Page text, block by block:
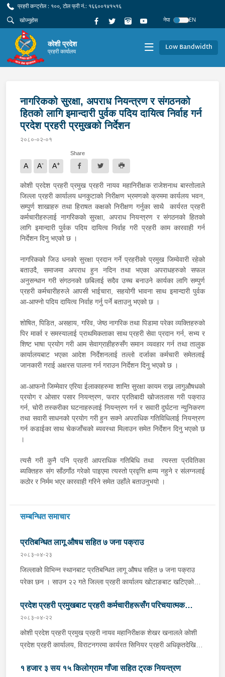
प्रहरी कन्ट्रोल : १००, टोल फ्री नं.: १६६००१४१५१६
नेपा
EN
कोशी प्रदेश
प्रहरी कार्यालय Low Bandwidth
नागरिकको सुरक्षा, अपराध नियन्त्रण र संगठनको
हितको लागि इमान्दारी पुर्वक पदिय दायित्व निर्वाह गर्न
प्रदेश प्रहरी प्रमुखको निर्देशन
२०८०-०२-०१
A A- A+
Share
कोशी प्रदेश प्रहरी प्रमुख प्रहरी नायव महानिरीक्षक राजेशनाथ बास्तोलाले
जिल्ला प्रहरी कार्यालय धनकुटाको निरीक्षण भ्रमणको क्रममा कार्यलय भवन,
सम्पुर्ण शाखाहरु तथा हिराषत कक्षको निरीक्षण गर्नुका साथै कार्यरत प्रहरी
कर्मचारीहरुलाई नागरिकको सुरक्षा, अपराध नियन्त्रण र संगठनको हितको
लागि इमान्दारी पुर्वक पदिय दायित्व निर्वाह गरी प्रहरी काम कारवाही गर्न
निर्देशन दिनु भएको छ ।
नागरिकको जिउ धनको सुरक्षा प्रदान गर्ने प्रहरीको प्रमुख जिम्वेवारी रहेको
बताउदै, समाजमा अपराध हुन नदिन तथा भएका अपराधहरुको सफल
अनुसन्धान गरी संगठनको छबिलाई सदैव उच्च बनाउने कार्यका लागि सम्पुर्ण
प्रहरी कर्मचारीहरुले आपसी भाईचारा, सहयोगी भावना साथ इमान्दारी पुर्वक
आ-आफ्नो पदिय दायित्व निर्वाह गर्नु पर्ने बताउनु भएको छ ।
शोषित, पिडित, असहाय, गरिव, जेष्ठ नागरिक तथा पिडामा परेका व्यक्तिहरुको
पिर मार्का र समस्यालाई प्राथमिकताका साथ प्रहरी सेवा प्रदान गर्न, सभ्य र
शिष्ट भाषा प्रयोग गरी आम सेवाग्राहीहरुसँग समान व्यवहार गर्न तथा तालुक
कार्यालयबाट भएका आदेश निर्देशनलाई तल्लो दर्जाका कर्मचारी समेतलाई
जानकारी गराई अक्षरस पालना गर्न गराउन निर्देशन दिनु भएको छ ।
आ-आफनो जिम्मेवार एरिया ईलाकाहरुमा शान्ति सुरक्षा कायम राख्न लागुऔषधको
प्रयोग र ओसार पसार नियन्त्रण, फरार प्रतिबादी खोजतलास गरी पक्राउ
गर्न, चोरी तस्करीका घटनाहरुलाई नियन्त्रण गर्न र सवारी दुर्घटना न्युनिकरण
तथा सवारी साधनको प्रयोग गरी हुन सक्ने अपराधिक गतिविधिलाई नियन्त्रण
गर्न कडाईका साथ चेकजाँचको ब्यवस्था मिलाउन समेत निर्देशन दिनु भएको छ
।
त्यसै गरी कुनै पनि प्रहरी आपराधिक गतिबिधि तथा त्यस्ता प्रवितिका
ब्यक्तिहरु संग साँठगाँठ गरेको पाइएमा त्यस्तो प्रवृत्ति क्षम्य नहुने र संलग्नलाई
कठोर र निर्मम भएर कारवाही गरिने समेत उहाँले बताउनुभयो ।
सम्बन्धित समाचार
प्रतिबन्धित लागू औषध सहित ७ जना पक्राउ
२०८३-०४-२३
जिल्लाको विभिन्न स्थानबाट प्रतिबन्धित लागू औषध सहित ७ जना पक्राउ
परेका छन । साउन २२ गते जिल्ला प्रहरी कार्यालय खोटाङबाट खटिएको
स्थित मध्यपहाडी लोकमार्गको जंगलमा शंकास्पद अवस्थामा रोकिराखेको
प्र.१-०२-००२ ख ००८३ नम्बरको ट्रक चेकजाँच गर्दा चालक बस्ने भाग र
पछाडिको डालाको बिचमा फल्स बटम बनाई लुकाई छिपाई राखेको अवस्थामा
१३ सय १५ किलो गाँजा फेला पारी ट्रक नियन्त्रणमा लिएको छ । त्यसैगरी
संयुक्त टोलीले मोरङको विराटनगर महानगरपालिका-१५ सुनसरी आयल्स
प्रदेश प्रहरी प्रमुखबाट प्रहरी कर्मचारीहरूसँग परिचयात्मक
भेटघाट तथा अन्तरक्रिया
२०८३-०४-२२
कोशी प्रदेश प्रहरी प्रमुख प्रहरी नायव महानिरीक्षक शेखर खनालले कोशी
प्रदेश प्रहरी कार्यालय, विराटनगरमा कार्यरत सिनियर प्रहरी अधिकृतदेखि
अन्तरक्रिया गर्नुभएको छ । साउन २२ गते कोशी प्रदेश प्रहरी कार्यालयको
१ हजार ३ सय १५ किलोग्राम गाँजा सहित ट्रक नियन्त्रण